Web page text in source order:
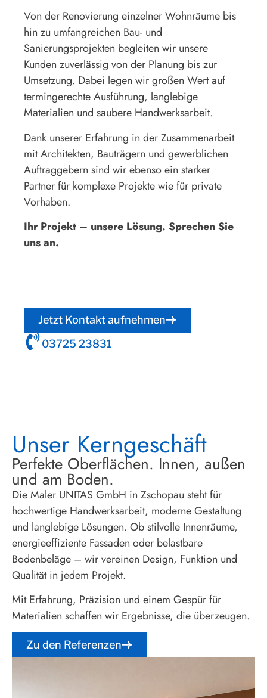
Von der Renovierung einzelner Wohnräume bis
hin zu umfangreichen Bau- und
Sanierungsprojekten begleiten wir unsere
Kunden zuverlässig von der Planung bis zur
Umsetzung. Dabei legen wir großen Wert auf
termingerechte Ausführung, langlebige
Materialien und saubere Handwerksarbeit.
Dank unserer Erfahrung in der Zusammenarbeit
mit Architekten, Bauträgern und gewerblichen
Auftraggebern sind wir ebenso ein starker
Partner für komplexe Projekte wie für private
Vorhaben.
Ihr Projekt – unsere Lösung. Sprechen Sie
uns an.
Jetzt Kontakt aufnehmen
03725 23831
Unser Kerngeschäft
Perfekte Oberflächen. Innen, außen
und am Boden.
Die Maler UNITAS GmbH in Zschopau steht für
hochwertige Handwerksarbeit, moderne Gestaltung
und langlebige Lösungen. Ob stilvolle Innenräume,
energieeffiziente Fassaden oder belastbare
Bodenbeläge – wir vereinen Design, Funktion und
Qualität in jedem Projekt.
Mit Erfahrung, Präzision und einem Gespür für
Materialien schaffen wir Ergebnisse, die überzeugen.
Zu den Referenzen